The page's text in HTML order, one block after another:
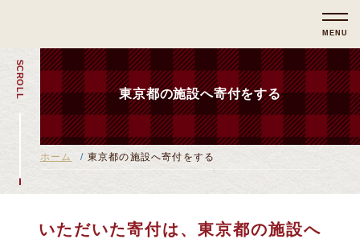
MENU
SCROLL 東京都の施設へ寄付をする
ホーム 東京都の施設へ寄付をする
いただいた寄付は、東京都の施設へ